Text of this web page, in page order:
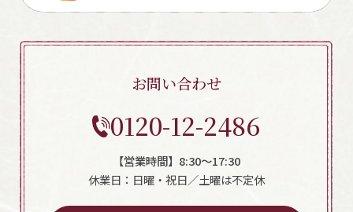
お問い合わせ
0120-12-2486
【営業時間】8:30～17:30
休業日：日曜・祝日／土曜は不定休